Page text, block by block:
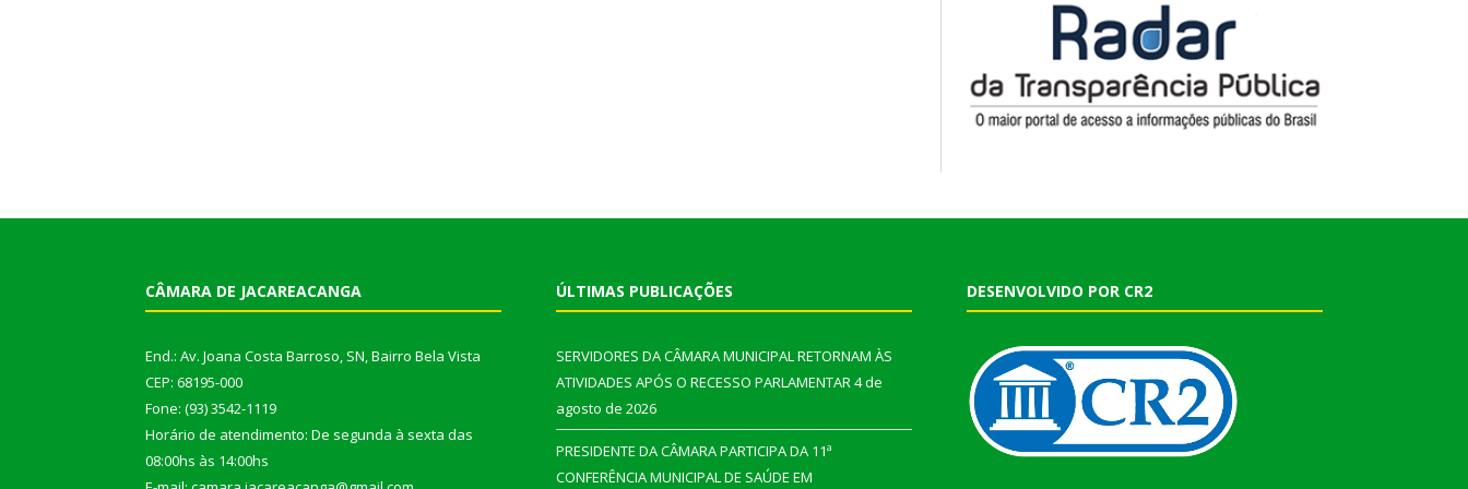
CÂMARA DE JACAREACANGA
End.: Av. Joana Costa Barroso, SN, Bairro Bela Vista
CEP: 68195-000
Fone: (93) 3542-1119
Horário de atendimento: De segunda à sexta das
08:00hs às 14:00hs
ÚLTIMAS PUBLICAÇÕES
SERVIDORES DA CÂMARA MUNICIPAL RETORNAM ÀS
ATIVIDADES APÓS O RECESSO PARLAMENTAR4 de
agosto de 2026
PRESIDENTE DA CÂMARA PARTICIPA DA 11ª
CONFERÊNCIA MUNICIPAL DE SAÚDE EM
DESENVOLVIDO POR CR2